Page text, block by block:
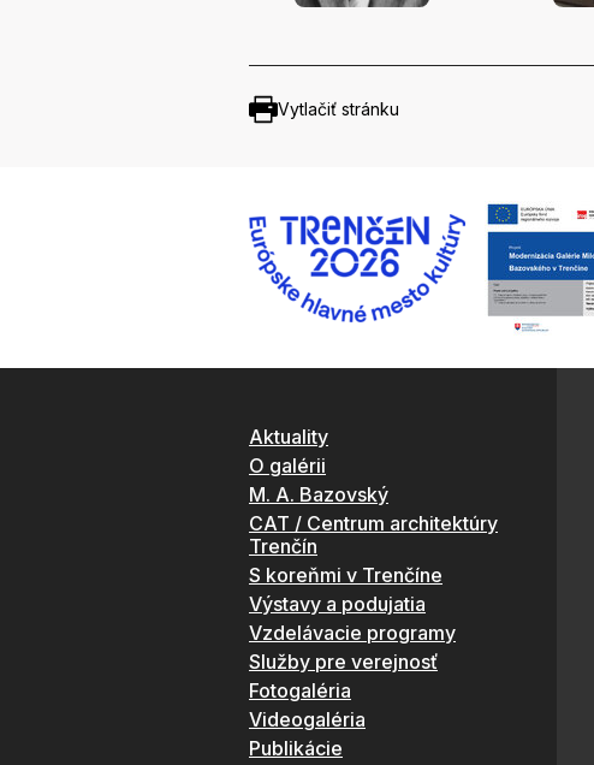
Vytlačiť stránku
Aktuality
O galérii
M. A. Bazovský
CAT / Centrum architektúry
Trenčín
S koreňmi v Trenčíne
Výstavy a podujatia
Vzdelávacie programy
Služby pre verejnosť
Fotogaléria
Videogaléria
Publikácie